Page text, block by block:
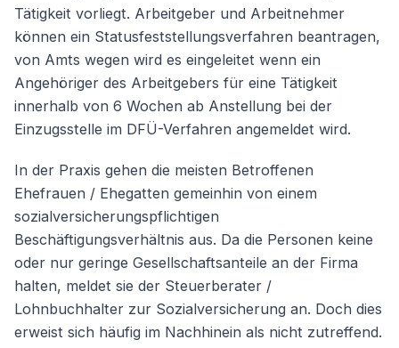
Tätigkeit vorliegt. Arbeitgeber und Arbeitnehmer
können ein Statusfeststellungsverfahren beantragen,
von Amts wegen wird es eingeleitet wenn ein
Angehöriger des Arbeitgebers für eine Tätigkeit
innerhalb von 6 Wochen ab Anstellung bei der
Einzugsstelle im DFÜ-Verfahren angemeldet wird.
In der Praxis gehen die meisten Betroffenen
Ehefrauen / Ehegatten gemeinhin von einem
sozialversicherungspflichtigen
Beschäftigungsverhältnis aus. Da die Personen keine
oder nur geringe Gesellschaftsanteile an der Firma
halten, meldet sie der Steuerberater /
Lohnbuchhalter zur Sozialversicherung an. Doch dies
erweist sich häufig im Nachhinein als nicht zutreffend.